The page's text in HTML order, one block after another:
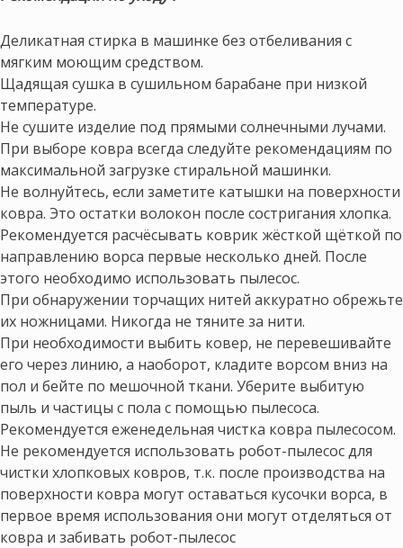
Деликатная стирка в машинке без отбеливания с
мягким моющим средством.
Щадящая сушка в сушильном барабане при низкой
температуре.
Не сушите изделие под прямыми солнечными лучами.
При выборе ковра всегда следуйте рекомендациям по
максимальной загрузке стиральной машинки.
Не волнуйтесь, если заметите катышки на поверхности
ковра. Это остатки волокон после состригания хлопка.
Рекомендуется расчёсывать коврик жёсткой щёткой по
направлению ворса первые несколько дней. После
этого необходимо использовать пылесос.
При обнаружении торчащих нитей аккуратно обрежьте
их ножницами. Никогда не тяните за нити.
При необходимости выбить ковер, не перевешивайте
его через линию, а наоборот, кладите ворсом вниз на
пол и бейте по мешочной ткани. Уберите выбитую
пыль и частицы с пола с помощью пылесоса.
Рекомендуется еженедельная чистка ковра пылесосом.
Не рекомендуется использовать робот-пылесос для
чистки хлопковых ковров, т.к. после производства на
поверхности ковра могут оставаться кусочки ворса, в
первое время использования они могут отделяться от
ковра и забивать робот-пылесос